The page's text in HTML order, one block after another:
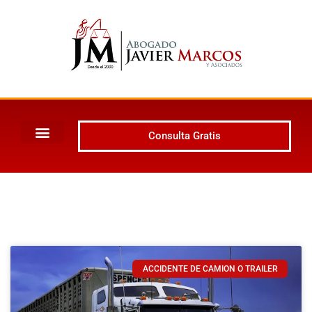
Consulta Gratis
ACCIDENTE DE CAMION O TRAILER